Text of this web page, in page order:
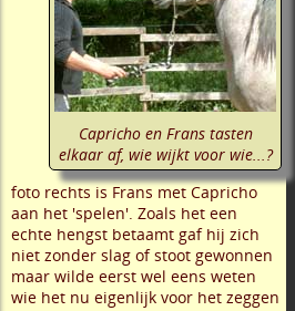
Capricho en Frans tasten
elkaar af, wie wijkt voor wie...?
foto rechts is Frans met Capricho
aan het 'spelen'. Zoals het een
echte hengst betaamt gaf hij zich
niet zonder slag of stoot gewonnen
maar wilde eerst wel eens weten
wie het nu eigenlijk voor het zeggen